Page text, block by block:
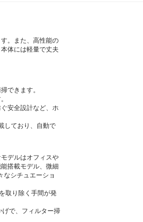
。また、高性能の
体には軽量で丈夫
できます。
安全設計など、ホ
しており、自動で
デルはオフィスや
搭載モデル、微細
なシチュエーショ
取り除く手間が発
で、フィルター掃